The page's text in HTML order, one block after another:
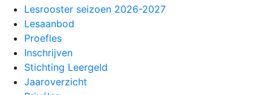
Lesrooster seizoen 2026-2027
Lesaanbod
Proefles
Inschrijven
Stichting Leergeld
Jaaroverzicht